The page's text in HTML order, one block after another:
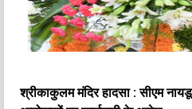
श्रीकाकुलम मंदिर हादसा : सीएम